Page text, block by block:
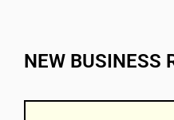
NEW BUSINESS